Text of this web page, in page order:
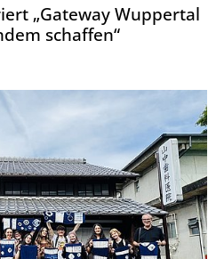
„Gateway Wuppertal
schaffen“